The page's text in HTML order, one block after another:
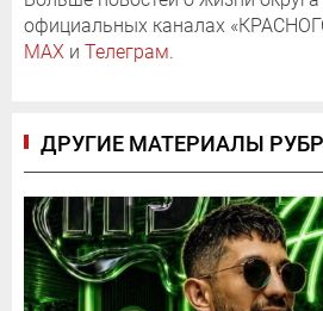
официальных каналах
MAX и Телеграм.
ДРУГИЕ МАТЕРИАЛЫ